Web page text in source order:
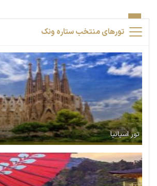
تورهای منتخب ستاره ونک
تور اسپانیا